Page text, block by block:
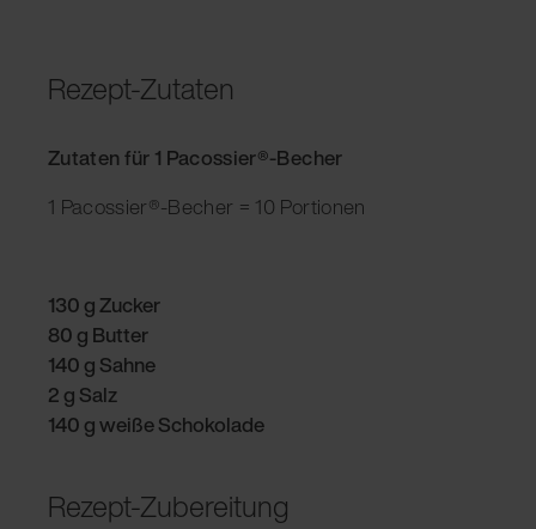
Rezept-Zutaten
Zutaten für 1 Pacossier®-Becher
1 Pacossier®-Becher = 10 Portionen
130 g Zucker
80 g Butter
140 g Sahne
2 g Salz
140 g weiße Schokolade
Rezept-Zubereitung